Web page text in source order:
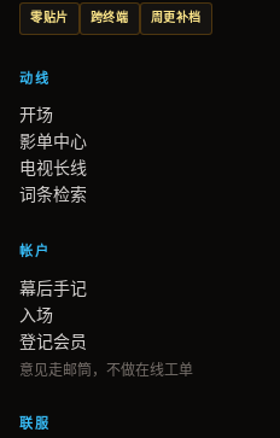
零贴片 跨终端 周更补档
动线
开场
影单中心
电视长线
词条检索
帐户
幕后手记
入场
登记会员
意见走邮筒，不做在线工单
联服